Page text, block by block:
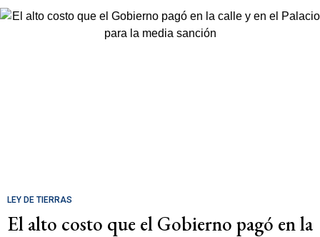
LEY DE TIERRAS
El alto costo que el Gobierno pagó en la